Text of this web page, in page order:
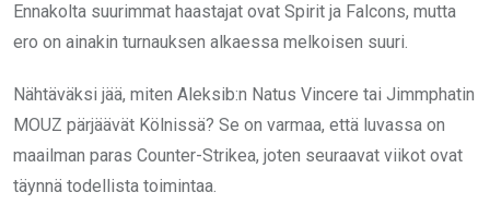
Ennakolta suurimmat haastajat ovat Spirit ja Falcons, mutta
ero on ainakin turnauksen alkaessa melkoisen suuri.
Nähtäväksi jää, miten Aleksib:n Natus Vincere tai Jimmphatin
MOUZ pärjäävät Kölnissä? Se on varmaa, että luvassa on
maailman paras Counter-Strikea, joten seuraavat viikot ovat
täynnä todellista toimintaa.